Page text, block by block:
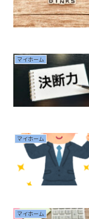
マイホーム
マイホーム
マイホーム